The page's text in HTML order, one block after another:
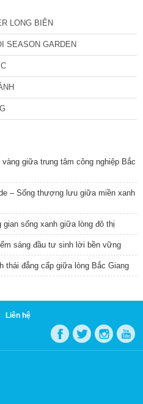
LONG BIÊN
SEASON GARDEN
giữa trung tâm công nghiệp Bắc
– Sống thượng lưu giữa miền xanh
gian sống xanh giữa lòng đô thị
sáng đầu tư sinh lời bền vững
thái đẳng cấp giữa lòng Bắc Giang
Liên hệ